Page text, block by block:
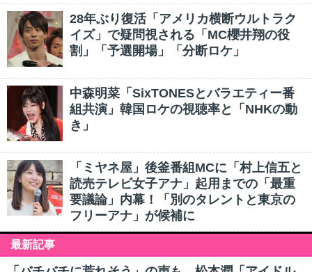
28年ぶり復活「アメリカ横断ウルトラク
イズ」で疑問視される「MC櫻井翔の役
割」「予選開場」「分断ロケ」
中森明菜「SixTONESとバラエティー番
組共演」韓国ロケの視聴率と「NHKの動
き」
「ミヤネ屋」後釜番組MCに「村上信五と
読売テレビ女子アナ」起用までの「最重
要議論」内幕！「別のタレントと東京の
フリーアナ」が候補に
最新記事